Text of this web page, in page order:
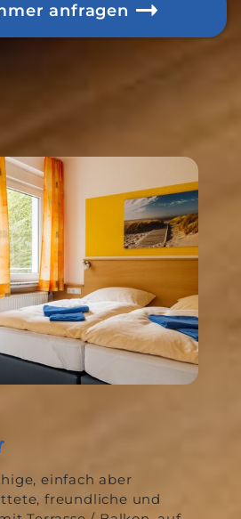
anfragen
einfach aber
freundliche und